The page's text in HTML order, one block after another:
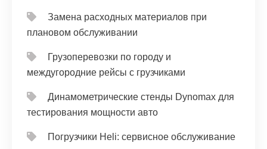
Замена расходных материалов при
плановом обслуживании
Грузоперевозки по городу и
междугородние рейсы с грузчиками
Динамометрические стенды Dynomax для
тестирования мощности авто
Погрузчики Heli: сервисное обслуживание